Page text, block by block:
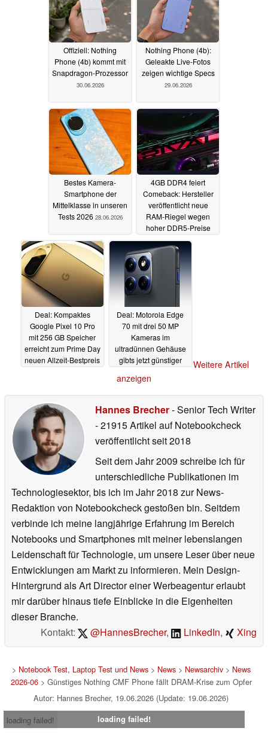
Offiziell: Nothing
Phone (4b) kommt mit
Snapdragon-Prozessor
30.06.2026
Nothing Phone (4b):
Geleakte Live-Fotos
zeigen wichtige Specs
29.06.2026
Bestes Kamera-
Smartphone der
Mittelklasse in unseren
Tests 2026 28.06.2026
4GB DDR4 feiert
Comeback: Hersteller
veröffentlicht neue
RAM-Riegel wegen
hoher DDR5-Preise
27.06.2026
Deal: Kompaktes
Google Pixel 10 Pro
mit 256 GB Speicher
erreicht zum Prime Day
neuen Allzeit-Bestpreis
Deal: Motorola Edge
70 mit drei 50 MP
Kameras im
ultradünnen Gehäuse
gibts jetzt günstiger
Weitere Artikel
anzeigen
Hannes Brecher- Senior Tech Writer
- 21915 Artikel auf Notebookcheck
veröffentlichtseit 2018
Seit dem Jahr 2009 schreibe ich für
unterschiedliche Publikationen im
Technologiesektor, bis ich im Jahr 2018 zur News-
Redaktion von Notebookcheck gestoßen bin. Seitdem
verbinde ich meine langjährige Erfahrung im Bereich
Notebooks und Smartphones mit meiner lebenslangen
Leidenschaft für Technologie, um unsere Leser über neue
Entwicklungen am Markt zu informieren. Mein Design-
Hintergrund als Art Director einer Werbeagentur erlaubt
mir darüber hinaus tiefe Einblicke in die Eigenheiten
dieser Branche.
Kontakt:
@HannesBrecher, LinkedIn, Xing
> Notebook Test, Laptop Test und News> News> Newsarchiv> News
2026-06> Günstiges Nothing CMF Phone fällt DRAM-Krise zum Opfer
Autor: Hannes Brecher, 19.06.2026 (Update: 19.06.2026)
loading failed!
loading failed!